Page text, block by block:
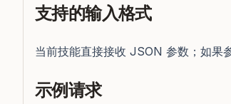
支持的输入格式
当前技能直接接收 JSON 参数；如果
示例请求